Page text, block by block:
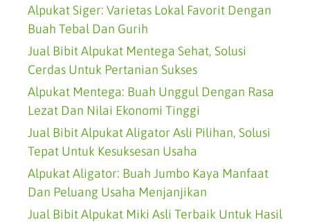
Alpukat Siger: Varietas Lokal Favorit Dengan
Buah Tebal Dan Gurih
Jual Bibit Alpukat Mentega Sehat, Solusi
Cerdas Untuk Pertanian Sukses
Alpukat Mentega: Buah Unggul Dengan Rasa
Lezat Dan Nilai Ekonomi Tinggi
Jual Bibit Alpukat Aligator Asli Pilihan, Solusi
Tepat Untuk Kesuksesan Usaha
Alpukat Aligator: Buah Jumbo Kaya Manfaat
Dan Peluang Usaha Menjanjikan
Jual Bibit Alpukat Miki Asli Terbaik Untuk Hasil